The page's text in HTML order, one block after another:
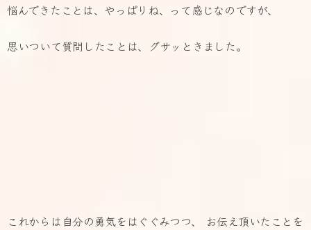
悩んできたことは、やっぱりね、って感じなのですが、
思いついて質問したことは、グサッときました。
これからは自分の勇気をはぐぐみつつ、 お伝え頂いたことを